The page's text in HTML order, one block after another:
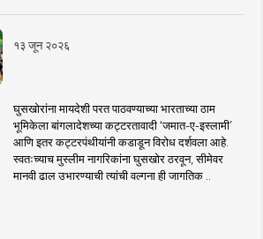
१३ जून २०२६
घुसखोरांना मायदेशी परत पाठवण्याच्या भारताच्या ठाम
भूमिकेला बांगलादेशच्या कट्टरतावादी ‘जमात-ए-इस्लामी’
आणि इतर कट्टरपंथीयांनी कडाडून विरोध दर्शवला आहे.
स्वतःच्याच मुस्लीम नागरिकांना घुसखोर ठरवून, सीमेवर
मानवी ढाल उभारण्याची त्यांची वल्गना ही जागतिक ..